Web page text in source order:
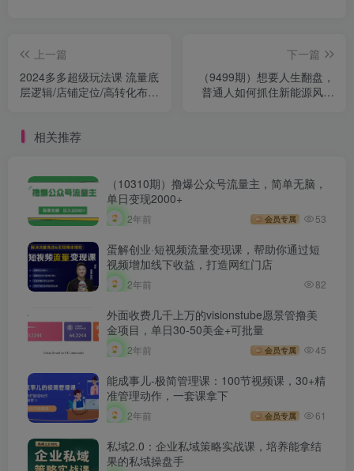
上一篇
2024多多超级玩法课 流量底
层逻辑/店铺定位/高转化布
下一篇
（9499期）想要人生翻盘，
普通人如何抓住新能源风口
相关推荐
（10310期）撸爆公众号流量主，简单无脑，
单日变现2000+
2年前 会员专属 53
蛋解创业·短视频流量变现课，帮助你通过短
视频增加线下收益，打造网红门店￼
2年前 82
外面收费几千上万的visionstube愿景管撸美
金项目，单日30-50美金+可批量
2年前 会员专属 45
能成事儿-极简管理课：100节视频课，30+精
准管理动作，一套课拿下
2年前 会员专属 61
私域2.0：企业私域策略实战课，培养能拿结
果的私域操盘手